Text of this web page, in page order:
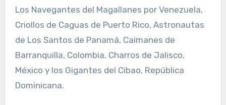
Los Navegantes del Magallanes por Venezuela,
Criollos de Caguas de Puerto Rico, Astronautas
de Los Santos de Panamá, Caimanes de
Barranquilla, Colombia, Charros de Jalisco,
México y los Gigantes del Cibao, República
Dominicana.